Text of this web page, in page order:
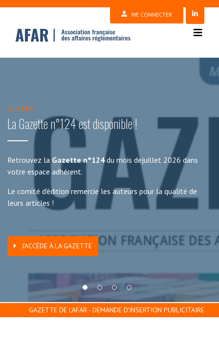
ME CONNECTER
A LA UNE
La Gazette n°124 est disponible !
Retrouvez la Gazette n°124du mois dejuillet 2026 dans
votre espace adhérent.
Le comité d'édition remercie les auteurs pour la qualité de
leurs articles !
J'ACCÈDE À LA GAZETTE
GAZETTE DE L'AFAR - DEMANDE D'INSERTION PUBLICITAIRE